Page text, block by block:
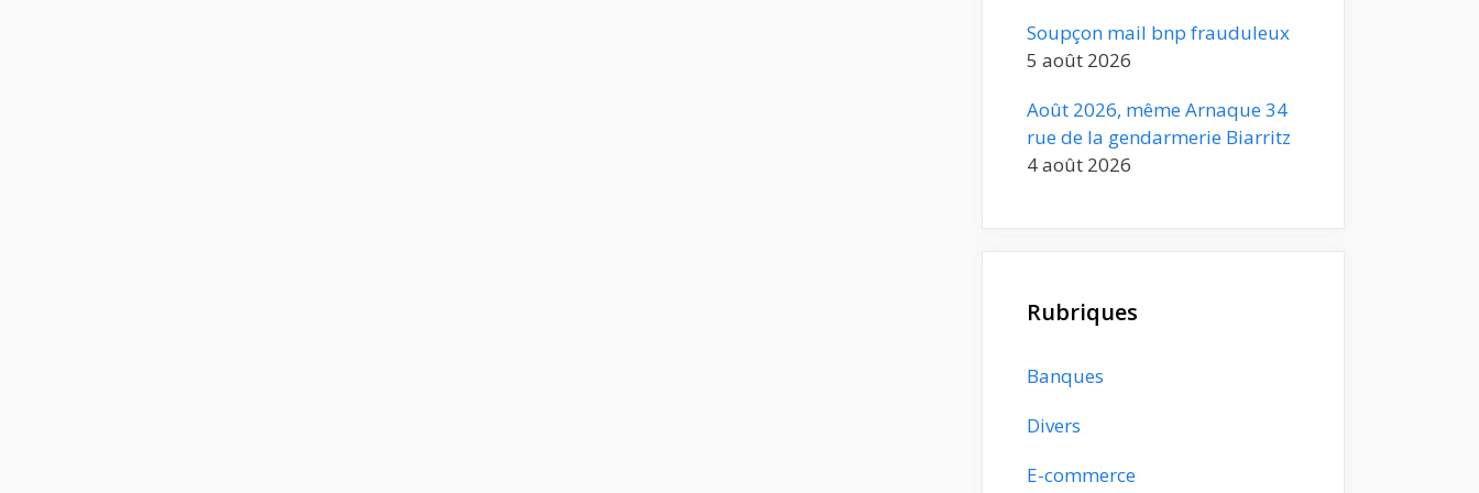
Soupçon mail bnp frauduleux
5 août 2026
Août 2026, même Arnaque 34
rue de la gendarmerie Biarritz
4 août 2026
Rubriques
Banques
Divers
E-commerce